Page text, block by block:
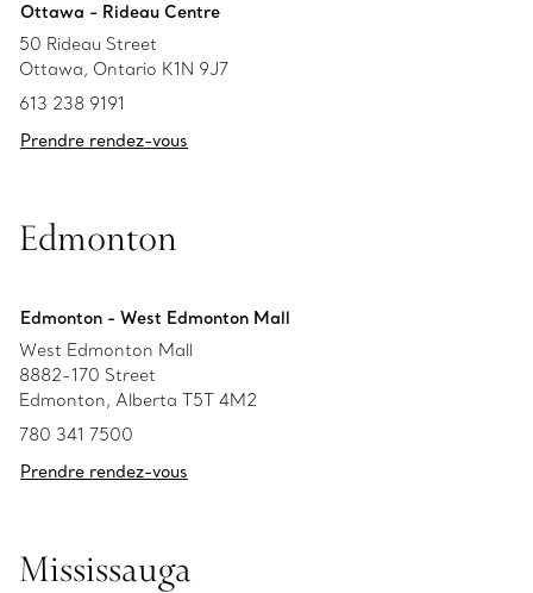
Ottawa - Rideau Centre
50 Rideau Street
Ottawa, Ontario K1N 9J7
613 238 9191
Prendre rendez-vous
Edmonton
Edmonton - West Edmonton Mall
West Edmonton Mall
8882-170 Street
Edmonton, Alberta T5T 4M2
780 341 7500
Prendre rendez-vous
Mississauga